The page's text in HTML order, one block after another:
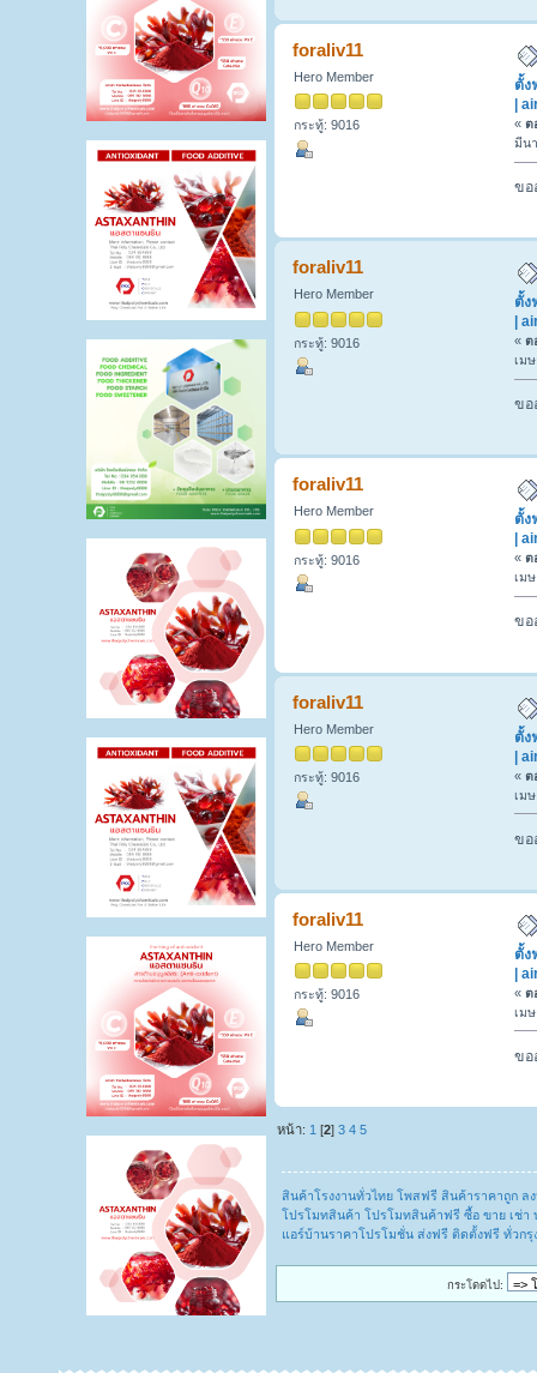
foraliv11
Hero Member
กระทู้: 9016
ตั้ง
|
« ต
มีน
ขอ
foraliv11
Hero Member
กระทู้: 9016
ตั้ง
|
« ต
เม
ขอ
foraliv11
Hero Member
กระทู้: 9016
ตั้ง
|
« ต
เม
ขอ
foraliv11
Hero Member
กระทู้: 9016
ตั้ง
|
« ต
เม
ขอ
foraliv11
Hero Member
กระทู้: 9016
ตั้ง
|
« ต
เม
ขอ
หน้า: 1 [2]3 4 5
สินค้าโรงงานทั่วไทย โพสฟรี สินค้าราคาถูก ล
โปรโมทสินค้า โปรโมทสินค้าฟรี ซื้อ ขาย เช่า
แอร์บ้านราคาโปรโมชั่น ส่งฟรี ติดตั้งฟรี ทั่วก
กระโดดไป: